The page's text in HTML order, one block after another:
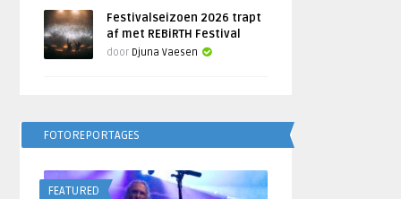
Festivalseizoen 2026 trapt
af met REBiRTH Festival
door Djuna Vaesen
FOTOREPORTAGES
FEATURED